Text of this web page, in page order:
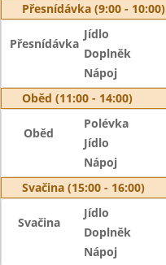
Přesnídávka (9:00 - 10:00)
Přesnídávka
Jídlo
Doplněk
Nápoj
Oběd (11:00 - 14:00)
Oběd
Polévka
Jídlo
Nápoj
Svačina (15:00 - 16:00)
Svačina
Jídlo
Doplněk
Nápoj